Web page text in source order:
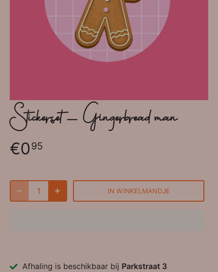
Stickerset - Gingerbread man
€095
IN WINKELMANDJE
Afhaling is beschikbaar bij Parkstraat 3